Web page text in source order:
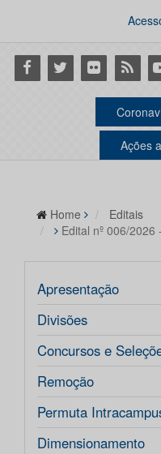
Facebook
Twitter Flickr RSS
Ações
Home
Editais
Edital nº 006/
Apresentação
Divisões
Concursos e
Remoção
Permuta
Dimensionamento